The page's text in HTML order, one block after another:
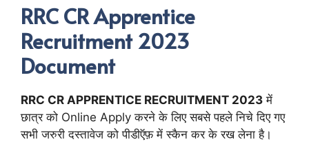
RRC CR Apprentice
Recruitment 2023
Document
RRC CR APPRENTICE RECRUITMENT 2023 में
छात्र को Online Apply करने के लिए सबसे पहले निचे दिए गए
सभी जरुरी दस्तावेज को पीडीऍफ़ में स्कैन कर के रख लेना है।